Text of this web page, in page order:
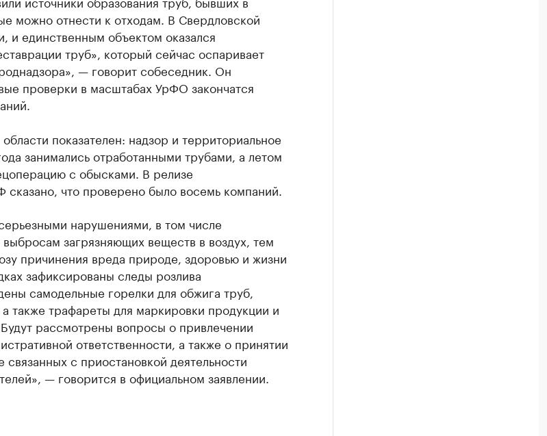
можно отнести к отходам. В Свердловской
и единственным объектом оказался
труб», который сейчас оспаривает
— говорит собеседник. Он
проверки в масштабах УрФО закончатся
показателен: надзор и территориальное
занимались отработанными трубами, а летом
с обысками. В релизе
что проверено было восемь компаний.
нарушениями, в том числе
загрязняющих веществ в воздух, тем
причинения вреда природе, здоровью и жизни
зафиксированы следы розлива
самодельные горелки для обжига труб,
также трафареты для маркировки продукции и
рассмотрены вопросы о привлечении
ответственности, а также о принятии
с приостановкой деятельности
— говорится в официальном заявлении.